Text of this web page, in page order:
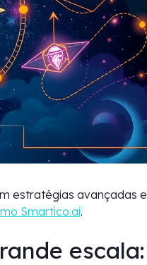
estratégias avançadas e
Smartico.ai.
escala: